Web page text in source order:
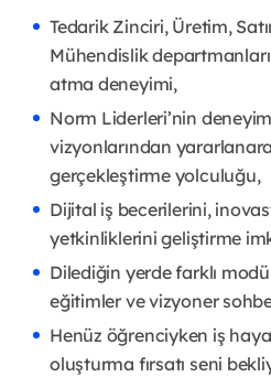
Tedarik Zinciri, Üretim,
Mühendislik
atma deneyimi,
Norm Liderleri’nin
vizyonlarından
gerçekleştirme yolculuğu,
Dijital iş becerilerini,
yetkinliklerini geliştirme
Dilediğin yerde farklı
eğitimler ve vizyoner
Henüz öğrenciyken iş
oluşturma fırsatı seni